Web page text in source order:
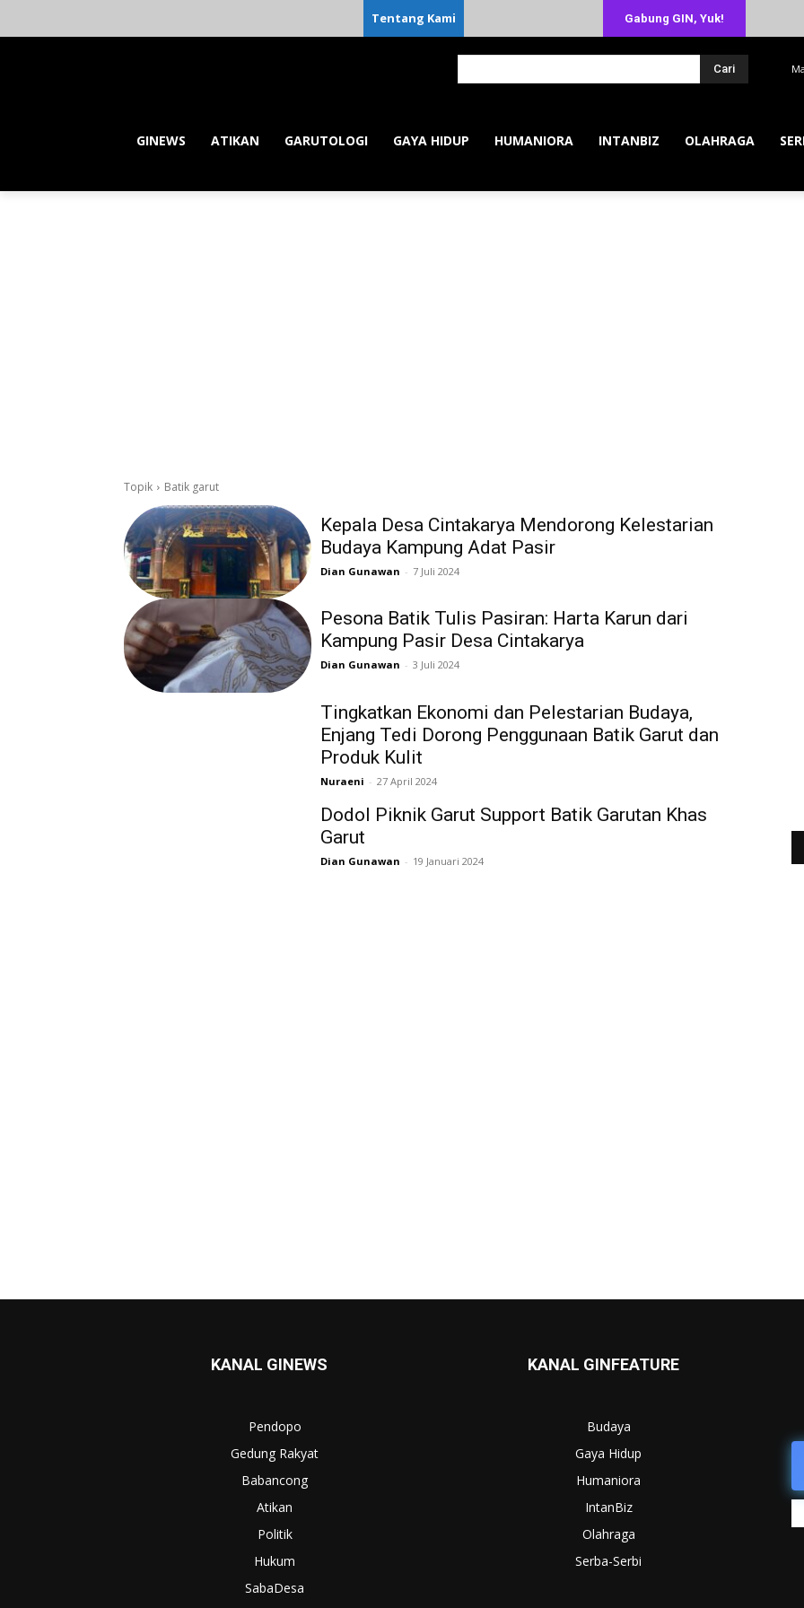
Tentang Kami Gabung GIN, Yuk!
Cari
GINEWS ATIKAN GARUTOLOGI GAYA HIDUP HUMANIORA INTANBIZ OLAHRAGA
Topik Batik garut
Kepala Desa Cintakarya Mendorong Kelestarian
Budaya Kampung Adat Pasir
Dian Gunawan - 7 Juli 2024
Pesona Batik Tulis Pasiran: Harta Karun dari
Kampung Pasir Desa Cintakarya
Dian Gunawan - 3 Juli 2024
Tingkatkan Ekonomi dan Pelestarian Budaya,
Enjang Tedi Dorong Penggunaan Batik Garut dan
Produk Kulit
Nuraeni - 27 April 2024
Dodol Piknik Garut Support Batik Garutan Khas
Garut
Dian Gunawan - 19 Januari 2024
KANAL GINEWS
Pendopo
Gedung Rakyat
Babancong
Atikan
Politik
Hukum
SabaDesa
KANAL GINFEATURE
Budaya
Gaya Hidup
Humaniora
IntanBiz
Olahraga
Serba-Serbi